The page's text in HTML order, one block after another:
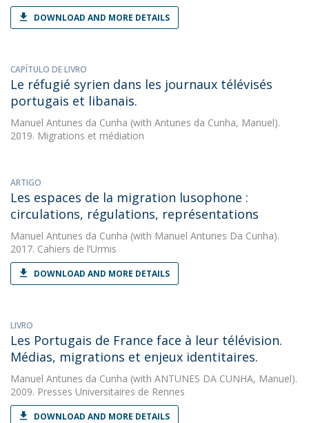
DOWNLOAD AND MORE DETAILS
CAPÍTULO DE LIVRO
Le réfugié syrien dans les journaux télévisés
portugais et libanais.
Manuel Antunes da Cunha (with Antunes da Cunha, Manuel).
2019. Migrations et médiation
ARTIGO
Les espaces de la migration lusophone :
circulations, régulations, représentations
Manuel Antunes da Cunha (with Manuel Antunes Da Cunha).
2017. Cahiers de l’Urmis
DOWNLOAD AND MORE DETAILS
LIVRO
Les Portugais de France face à leur télévision.
Médias, migrations et enjeux identitaires.
Manuel Antunes da Cunha (with ANTUNES DA CUNHA, Manuel).
2009. Presses Universitaires de Rennes
DOWNLOAD AND MORE DETAILS